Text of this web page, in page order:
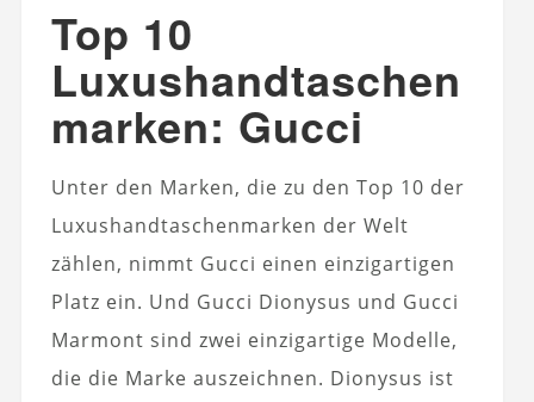
Top 10
Luxushandtaschen
marken: Gucci
Unter den Marken, die zu den Top 10 der
Luxushandtaschenmarken der Welt
zählen, nimmt Gucci einen einzigartigen
Platz ein. Und Gucci Dionysus und Gucci
Marmont sind zwei einzigartige Modelle,
die die Marke auszeichnen. Dionysus ist